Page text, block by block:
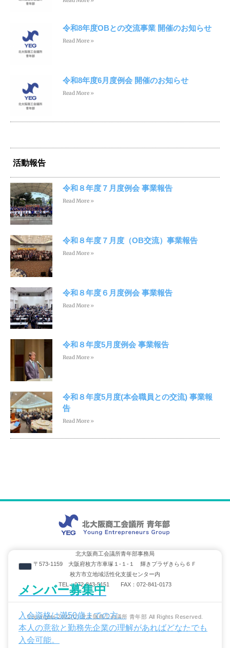
令和8年度OBとの交流事業 開催のお知らせ
Read More »
令和8年度6月度例会 開催のお知らせ
Read More »
活動報告
令和８年度７月度例会 事業報告
Read More »
令和８年度７月度（OB交流）事業報告
Read More »
令和８年度６月度例会 事業報告
Read More »
令和８年度5月度例会 事業報告
Read More »
令和８年度5月度(本会職員との交流) 事業報
告
Read More »
メンバー募集中
入会資格は満50歳までの方。
本人の意欲と勤務先企業の理解があればどなたでも
入会可能。
北大阪商工会議所青年部事務局
〒573-1159 大阪府枚方市車塚１-１-１ 輝きプラザきらら６Ｆ
枚方市立地域活性化支援センター内
TEL：072-843-5151 FAX：072-841-0173
Copyrights 2022(C) 北大阪商工会議所 青年部 All Rights Reserved.